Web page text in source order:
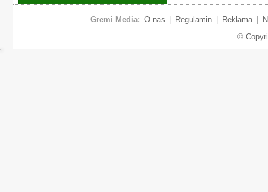
Gremi Media: O nas Regulamin Reklama
©